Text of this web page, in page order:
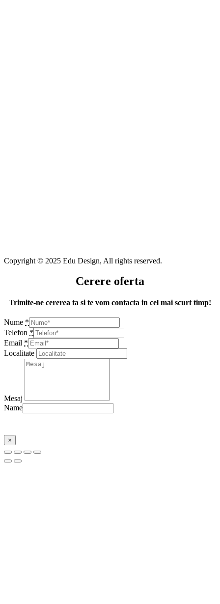
Copyright © 2025 Edu Design, All rights reserved.
Cerere oferta
Trimite-ne cererea ta si te vom contacta in cel mai scurt timp!
Nume *
Telefon *
Email *
Localitate
Mesaj
Name
×